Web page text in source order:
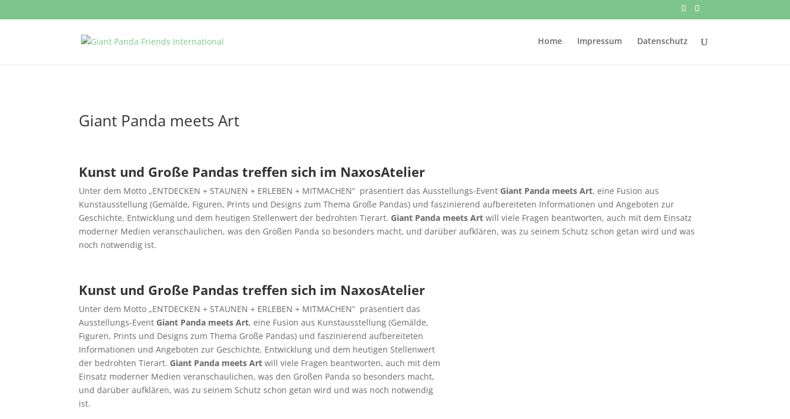
Home Impressum Datenschutz
Giant Panda meets Art
Kunst und Große Pandas treffen sich im NaxosAtelier
Unter dem Motto „ENTDECKEN + STAUNEN + ERLEBEN + MITMACHEN“ präsentiert das Ausstellungs-Event Giant Panda meets Art, eine Fusion aus
Kunstausstellung (Gemälde, Figuren, Prints und Designs zum Thema Große Pandas) und faszinierend aufbereiteten Informationen und Angeboten zur
Geschichte, Entwicklung und dem heutigen Stellenwert der bedrohten Tierart. Giant Panda meets Art will viele Fragen beantworten, auch mit dem Einsatz
moderner Medien veranschaulichen, was den Großen Panda so besonders macht, und darüber aufklären, was zu seinem Schutz schon getan wird und was
noch notwendig ist.
Kunst und Große Pandas treffen sich im NaxosAtelier
Unter dem Motto „ENTDECKEN + STAUNEN + ERLEBEN + MITMACHEN“ präsentiert das
Ausstellungs-Event Giant Panda meets Art, eine Fusion aus Kunstausstellung (Gemälde,
Figuren, Prints und Designs zum Thema Große Pandas) und faszinierend aufbereiteten
Informationen und Angeboten zur Geschichte, Entwicklung und dem heutigen Stellenwert
der bedrohten Tierart. Giant Panda meets Art will viele Fragen beantworten, auch mit dem
Einsatz moderner Medien veranschaulichen, was den Großen Panda so besonders macht,
und darüber aufklären, was zu seinem Schutz schon getan wird und was noch notwendig
ist.